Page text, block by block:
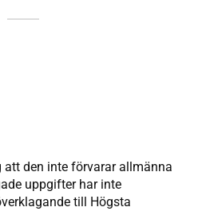
den inte förvarar allmänna
uppgifter har inte
till Högsta